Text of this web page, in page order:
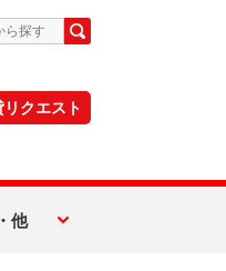
リクエスト
他